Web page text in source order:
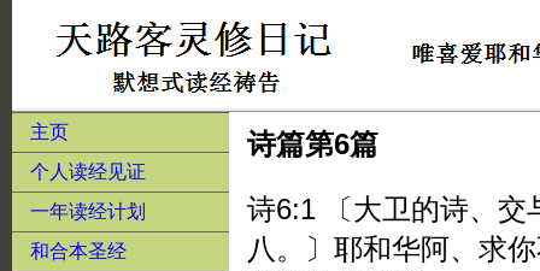
主页
个人读经见证
一年读经计划
和合本圣经
诗篇第6篇
诗6:1 〔大卫的诗、交
八。〕耶和华阿、求